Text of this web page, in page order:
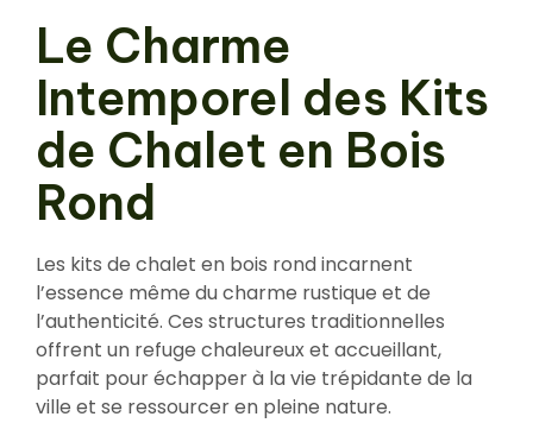
Le Charme
Intemporel des Kits
de Chalet en Bois
Rond
Les kits de chalet en bois rond incarnent
l’essence même du charme rustique et de
l’authenticité. Ces structures traditionnelles
offrent un refuge chaleureux et accueillant,
parfait pour échapper à la vie trépidante de la
ville et se ressourcer en pleine nature.